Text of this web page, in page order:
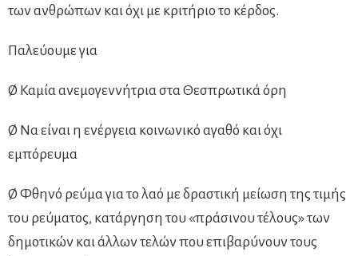
των ανθρώπων και όχι με κριτήριο το κέρδος.
Παλεύουμε για
Ø Καμία ανεμογεννήτρια στα Θεσπρωτικά όρη
Ø Να είναι η ενέργεια κοινωνικό αγαθό και όχι
εμπόρευμα
Ø Φθηνό ρεύμα για το λαό με δραστική μείωση της τιμής
του ρεύματος, κατάργηση του «πράσινου τέλους» των
δημοτικών και άλλων τελών που επιβαρύνουν τους